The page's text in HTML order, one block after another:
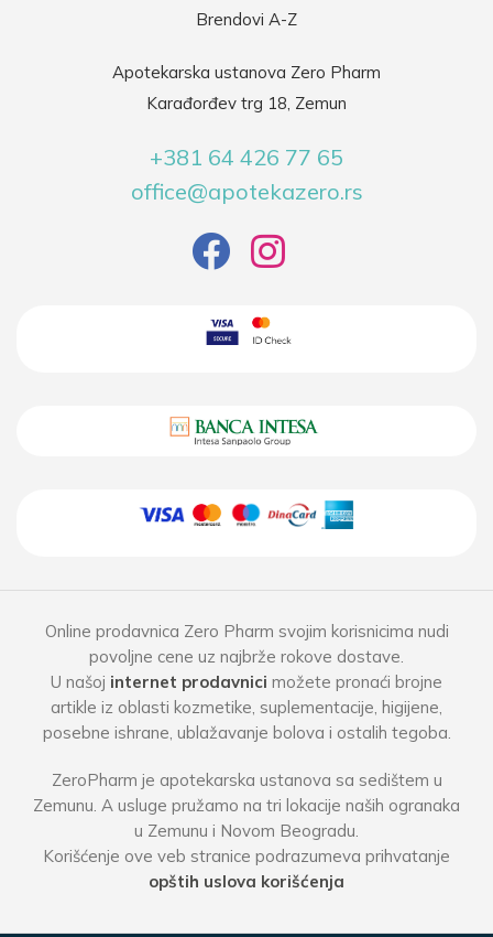
Brendovi A-Z
Apotekarska ustanova Zero Pharm
Karađorđev trg 18, Zemun
+381 64 426 77 65
office@apotekazero.rs
Online prodavnica Zero Pharm svojim korisnicima nudi
povoljne cene uz najbrže rokove dostave.
U našoj internet prodavnici možete pronaći brojne
artikle iz oblasti kozmetike, suplementacije, higijene,
posebne ishrane, ublažavanje bolova i ostalih tegoba.
ZeroPharm je apotekarska ustanova sa sedištem u
Zemunu. A usluge pružamo na tri lokacije naših ogranaka
u Zemunu i Novom Beogradu.
Korišćenje ove veb stranice podrazumeva prihvatanje
opštih uslova korišćenja